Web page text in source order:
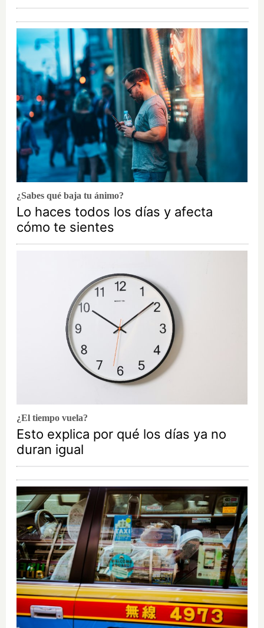
¿Sabes qué baja tu ánimo?
Lo haces todos los días y afecta
cómo te sientes
¿El tiempo vuela?
Esto explica por qué los días ya no
duran igual